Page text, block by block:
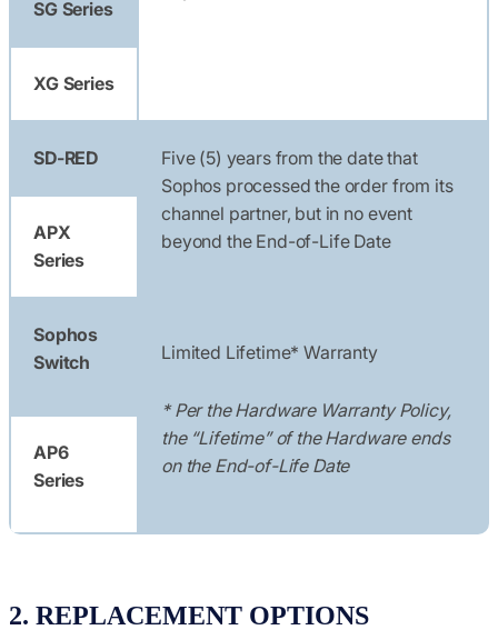
SG Series
XG Series
SD-RED
Five (5) years from the date that
Sophos processed the order from its
channel partner, but in no event
beyond the End-of-Life Date
APX
Series
Sophos
Switch
Limited Lifetime* Warranty
* Per the Hardware Warranty Policy,
the “Lifetime” of the Hardware ends
on the End-of-Life Date
AP6
Series
2. REPLACEMENT OPTIONS